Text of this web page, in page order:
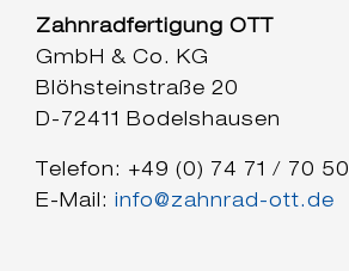
Zahnradfertigung OTT
GmbH & Co. KG
Blöhsteinstraße 20
D-72411 Bodelshausen
Telefon: +49 (0) 74 71 / 70 50
E-Mail: info@zahnrad-ott.de